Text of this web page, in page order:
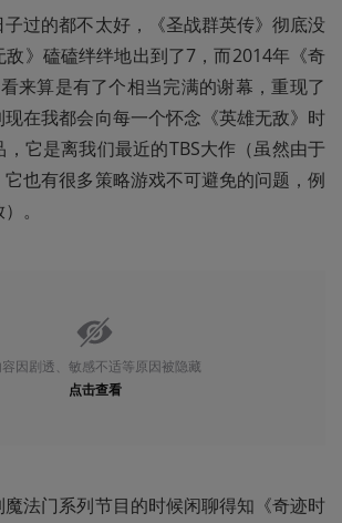
过的都不太好，《圣战群英传》彻底没
敌》磕磕绊绊地出到了7，而2014年《奇
来算是有了个相当完满的谢幕，重现了
在我都会向每一个怀念《英雄无敌》时
它是离我们最近的TBS大作（虽然由于
也有很多策略游戏不可避免的问题，例
。
容因剧透、敏感不适等原因被隐藏
点击查看
法门系列节目的时候闲聊得知《奇迹时